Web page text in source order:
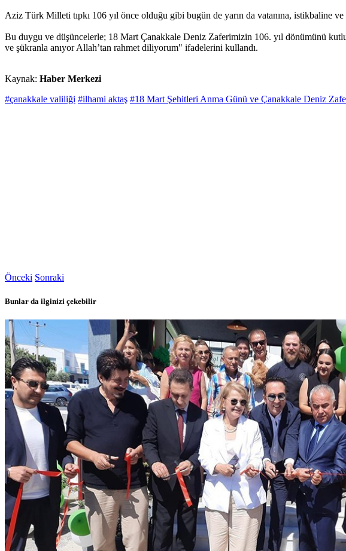
Aziz Türk Milleti tıpkı 106 yıl önce olduğu gibi bugün de yarın da vatanına, istikbaline
Bu duygu ve düşüncelerle; 18 Mart Çanakkale Deniz Zaferimizin 106. yıl dönümünü
ve şükranla anıyor Allah’tan rahmet diliyorum" ifadelerini kullandı.
Kaynak: Haber Merkezi
#çanakkale valiliği #ilhami aktaş #18 Mart Şehitleri Anma Günü ve Çanakkale Deniz
Önceki Sonraki
Bunlar da ilginizi çekebilir